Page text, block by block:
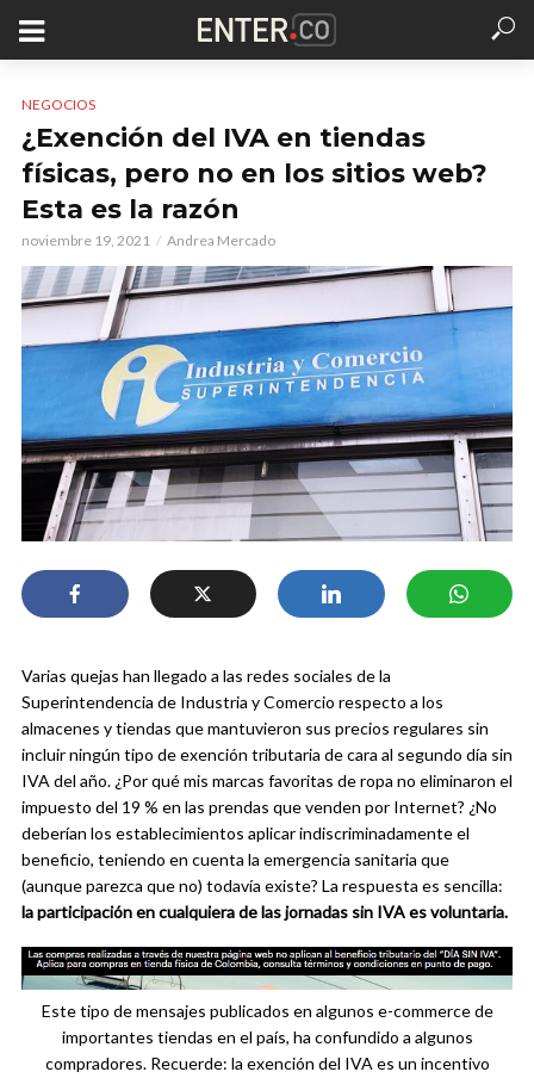
NEGOCIOS
¿Exención del IVA en tiendas
físicas, pero no en los sitios web?
Esta es la razón
noviembre 19, 2021 Andrea Mercado
Varias quejas han llegado a las redes sociales de la
Superintendencia de Industria y Comercio respecto a los
almacenes y tiendas que mantuvieron sus precios regulares sin
incluir ningún tipo de exención tributaria de cara al segundo día sin
IVA del año. ¿Por qué mis marcas favoritas de ropa no eliminaron el
impuesto del 19 % en las prendas que venden por Internet? ¿No
deberían los establecimientos aplicar indiscriminadamente el
beneficio, teniendo en cuenta la emergencia sanitaria que
(aunque parezca que no) todavía existe? La respuesta es sencilla:
la participación en cualquiera de las jornadas sin IVA es voluntaria.
Este tipo de mensajes publicados en algunos e-commerce de
importantes tiendas en el país, ha confundido a algunos
compradores. Recuerde: la exención del IVA es un incentivo